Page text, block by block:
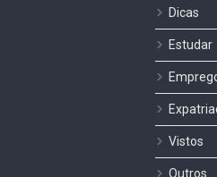
Dicas
Estudar
Vistos
Outros